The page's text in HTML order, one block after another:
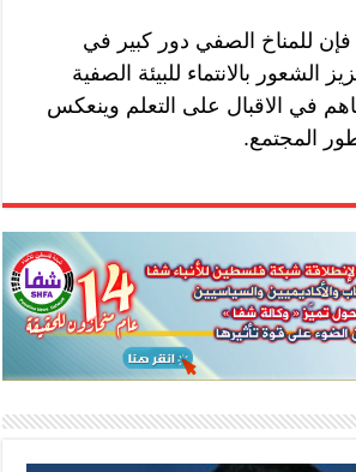
فإن للمناخ الصفي دور كبير في
الشعور بالانتماء للبيئة الصفية
في الاقبال على التعلم وينعكس
المجتمع.